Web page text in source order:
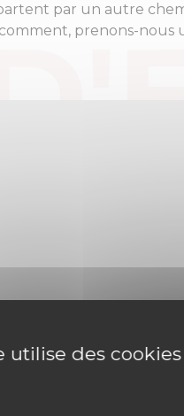
par un autre
prenons-nous
utilise des